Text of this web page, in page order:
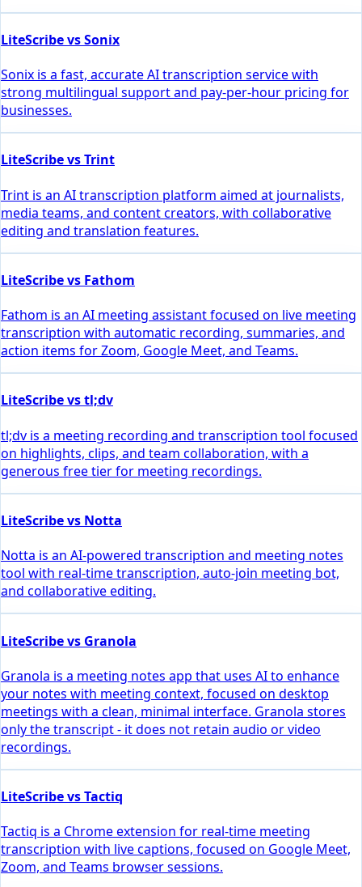
LiteScribe vs Sonix
Sonix is a fast, accurate AI transcription service with
strong multilingual support and pay-per-hour pricing for
businesses.
LiteScribe vs Trint
Trint is an AI transcription platform aimed at journalists,
media teams, and content creators, with collaborative
editing and translation features.
LiteScribe vs Fathom
Fathom is an AI meeting assistant focused on live meeting
transcription with automatic recording, summaries, and
action items for Zoom, Google Meet, and Teams.
LiteScribe vs tl;dv
tl;dv is a meeting recording and transcription tool focused
on highlights, clips, and team collaboration, with a
generous free tier for meeting recordings.
LiteScribe vs Notta
Notta is an AI-powered transcription and meeting notes
tool with real-time transcription, auto-join meeting bot,
and collaborative editing.
LiteScribe vs Granola
Granola is a meeting notes app that uses AI to enhance
your notes with meeting context, focused on desktop
meetings with a clean, minimal interface. Granola stores
only the transcript - it does not retain audio or video
recordings.
LiteScribe vs Tactiq
Tactiq is a Chrome extension for real-time meeting
transcription with live captions, focused on Google Meet,
Zoom, and Teams browser sessions.